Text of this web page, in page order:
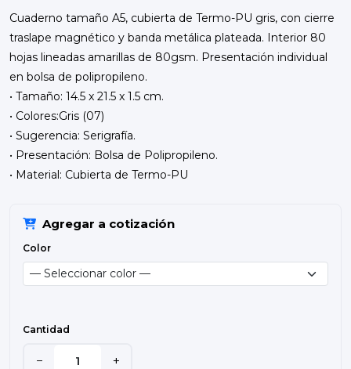
Cuaderno tamaño A5, cubierta de Termo-PU gris, con cierre
traslape magnético y banda metálica plateada. Interior 80
hojas lineadas amarillas de 80gsm. Presentación individual
en bolsa de polipropileno.
• Tamaño: 14.5 x 21.5 x 1.5 cm.
• Colores:Gris (07)
• Sugerencia: Serigrafía.
• Presentación: Bolsa de Polipropileno.
• Material: Cubierta de Termo-PU
Agregar a cotización
Color
Cantidad
− +